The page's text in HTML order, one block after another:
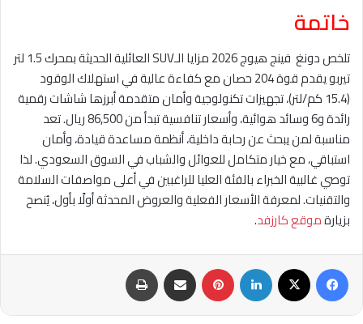
خاتمة
تلخص دونغ فينج هيوج 2026 مزايا الـSUV العائلية الحديثة بمحرك 1.5 لتر
تيربو يقدم قوة 204 حصان مع كفاءة عالية في استهلاك الوقود
(15.4 كم/لتر)، تجهيزات تكنولوجية وأمان متقدمة أبرزها شاشات رقمية
رائدة و6 وسائد هوائية، وأسعار تنافسية تبدأ من 86,500 ريال. تعد
مناسبة لمن يبحث عن رحابة داخلية، أنظمة مساعدة قيادة، وأمان
استباقي، مع خيار متكامل للعوائل والشباب في السوق السعودي. لذا
توصي غالبية الخبراء بالفئة العليا للراغبين في أعلى مواصفات السلامة
والتقنيات. لمعرفة الأسعار الفعلية والعروض المحدثة أولًا بأول، يُنصح
بزيارةموقع كارزفد.
فيسبوك ‫X لينكدإن بينتيريست مشاركة عبر البريد طباعة